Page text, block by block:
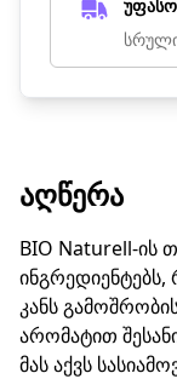
ᲐᲦᲬᲔᲠᲐ
BIO Naturell-ის
კანს
არომატით
მას აქვს